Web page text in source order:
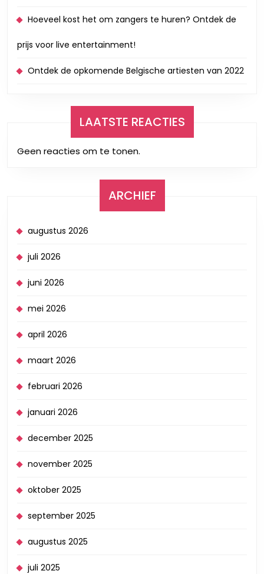
Hoeveel kost het om zangers te huren? Ontdek de
prijs voor live entertainment!
Ontdek de opkomende Belgische artiesten van 2022
LAATSTE REACTIES
Geen reacties om te tonen.
ARCHIEF
augustus 2026
juli 2026
juni 2026
mei 2026
april 2026
maart 2026
februari 2026
januari 2026
december 2025
november 2025
oktober 2025
september 2025
augustus 2025
juli 2025